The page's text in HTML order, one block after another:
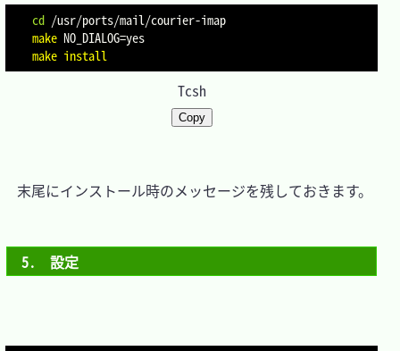
cd
make NO_DIALOG=
make install
Tcsh
Copy
末尾にインストール時のメッセージを残しておきます。
5.　設定